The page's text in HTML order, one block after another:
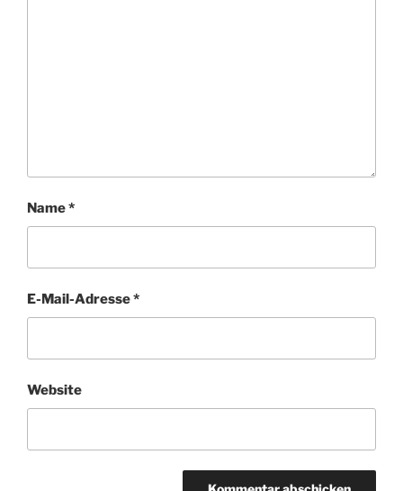
Name*
E-Mail-Adresse*
Website